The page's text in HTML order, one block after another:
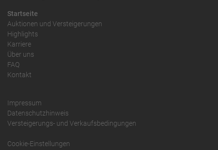
Startseite
Auktionen und Versteigerungen
Highlights
Karriere
Über uns
FAQ
Kontakt
Impressum
Datenschutzhinweis
Versteigerungs- und Verkaufsbedingungen
Cookie-Einstellungen